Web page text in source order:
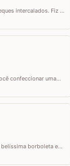
intercalados. Fiz a
confeccionar uma
borboleta em